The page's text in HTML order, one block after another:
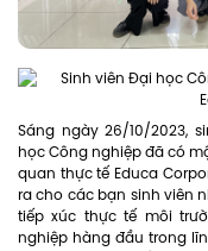
Sáng ngày 26/10/2023,
học Công nghiệp đã có
quan thực tế Educa
ra cho các bạn sinh viên
tiếp xúc thực tế môi
nghiệp hàng đầu trong